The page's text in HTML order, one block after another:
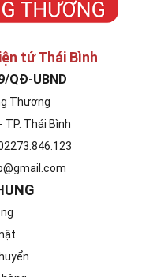
tử Thái Bình
QĐ-UBND
Thương
TP. Thái Bình